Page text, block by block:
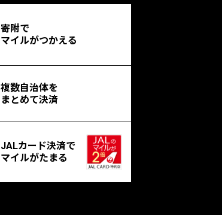
寄附で
マイルがつかえる
複数自治体を
まとめて決済
JALカード決済で
マイルがたまる